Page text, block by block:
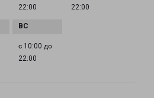
22:00
22:00
с 10:00 до
22:00